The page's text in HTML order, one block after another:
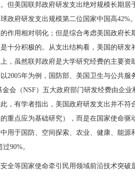
但美国联邦政府研发支出绝对规模长期
政府研发支出规模第二位国家中国高
作用相对弱化；但是综合考虑美国政府
十分积极的。从支出结构看，美国的研
，虽然联邦政府是大学研究经费的主要
2005年为例，国防部、美国卫生与公共
会（NSF）五大政府部门研发经费由企
，有学者指出，美国政府研发支出并不
重点应为基础研究），而是在国家使命
用于国防、空间探索、农业、健康、能
90%。
全等国家使命牵引民用领域前沿技术突破